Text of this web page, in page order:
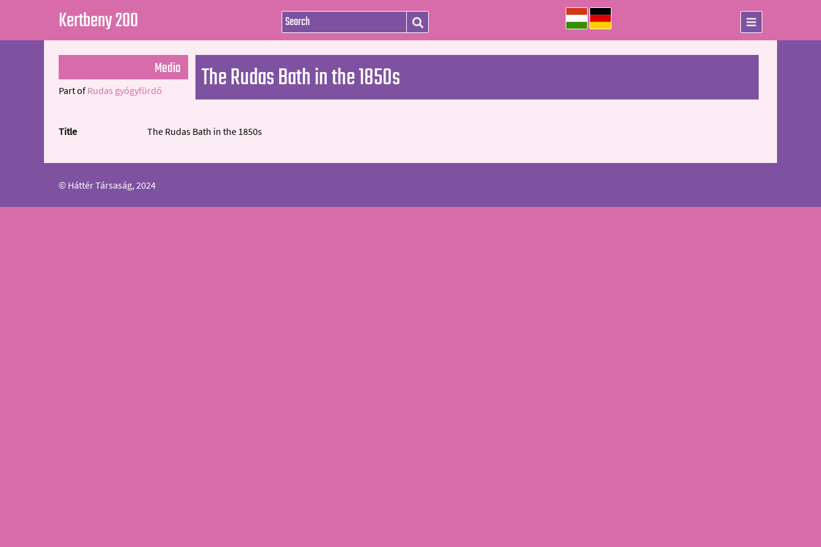
Kertbeny 200
The Rudas Bath in the 1850s
Media
Part of Rudas gyógyfürdő
Title The Rudas Bath in the 1850s
© Háttér Társaság, 2024